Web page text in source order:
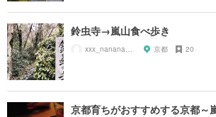
鈴虫寺→嵐山食べ歩き
京都 20
京都育ちがおすすめする京都～